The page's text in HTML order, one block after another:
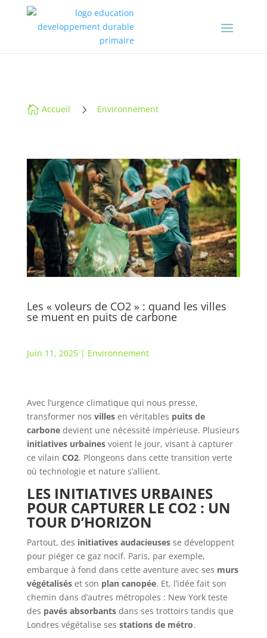
 Accueil 5 Environnement
Les « voleurs de CO2 » : quand les villes
se muent en puits de carbone
Juin 11, 2025| Environnement
Avec l’urgence climatique qui nous presse,
transformer nos villesen véritables puits de
carbonedevient une nécessité impérieuse. Plusieurs
initiatives urbainesvoient le jour, visant à capturer
ce vilain CO2. Plongeons dans cette transition verte
où technologie et nature s’allient.
LES INITIATIVES URBAINES
POUR CAPTURER LE CO2 : UN
TOUR D’HORIZON
Partout, des initiatives audacieusesse développent
pour piéger ce gaz nocif. Paris, par exemple,
embarque à fond dans cette aventure avec ses murs
végétaliséset son plan canopée. Et, l’idée fait son
chemin dans d’autres métropoles : New York teste
des pavés absorbantsdans ses trottoirs tandis que
Londres végétalise ses stations de métro.